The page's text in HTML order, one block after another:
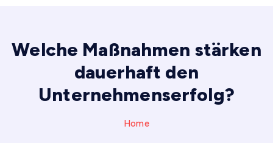
Welche Maßnahmen stärken
dauerhaft den
Unternehmenserfolg?
Home